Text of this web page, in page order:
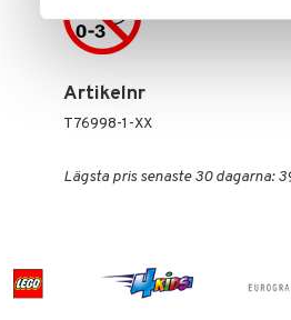
Artikelnr
T76998-1-XX
Lägsta pris senaste 30 dagarna: